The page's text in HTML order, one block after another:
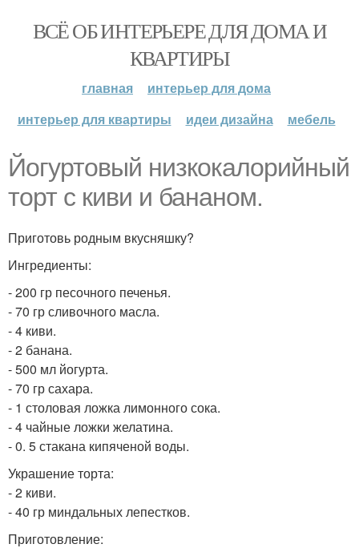
ВСЁ ОБ ИНТЕРЬЕРЕ ДЛЯ ДОМА И
КВАРТИРЫ
главная
интерьер для дома
интерьер для квартиры
идеи дизайна мебель
Йогуртовый низкокалорийный
торт с киви и бананом.
Приготовь родным вкусняшку?
Ингредиенты:
- 200 гр песочного печенья.
- 70 гр сливочного масла.
- 4 киви.
- 2 банана.
- 500 мл йогурта.
- 70 гр сахара.
- 1 столовая ложка лимонного сока.
- 4 чайные ложки желатина.
- 0. 5 стакана кипяченой воды.
Украшение торта:
- 2 киви.
- 40 гр миндальных лепестков.
Приготовление: